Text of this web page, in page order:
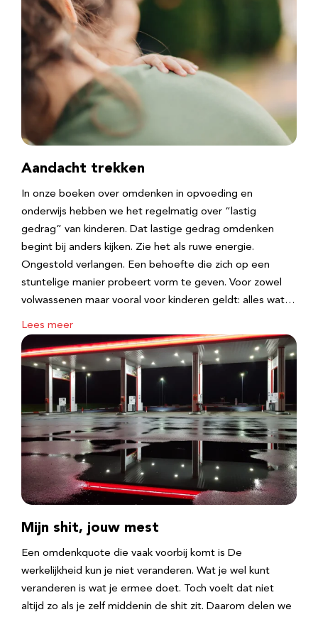
Aandacht trekken
In onze boeken over omdenken in opvoeding en
onderwijs hebben we het regelmatig over “lastig
gedrag” van kinderen. Dat lastige gedrag omdenken
begint bij anders kijken. Zie het als ruwe energie.
Ongestold verlangen. Een behoefte die zich op een
stuntelige manier probeert vorm te geven. Voor zowel
volwassenen maar vooral voor kinderen geldt: alles wat…
Lees meer
Mijn shit, jouw mest
Een omdenkquote die vaak voorbij komt is De
werkelijkheid kun je niet veranderen. Wat je wel kunt
veranderen is wat je ermee doet. Toch voelt dat niet
altijd zo als je zelf middenin de shit zit. Daarom delen we